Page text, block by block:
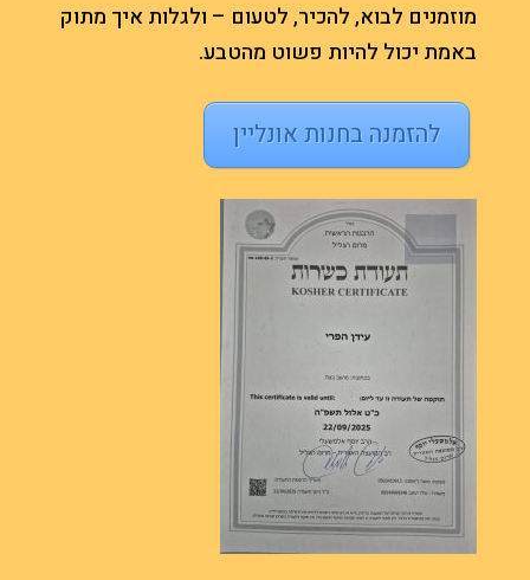
מוזמנים לבוא, להכיר, לטעום – ולגלות איך מתוק
באמת יכול להיות פשוט מהטבע.
להזמנה בחנות אונליין